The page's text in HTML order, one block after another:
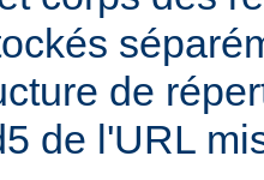
de
de l'URL